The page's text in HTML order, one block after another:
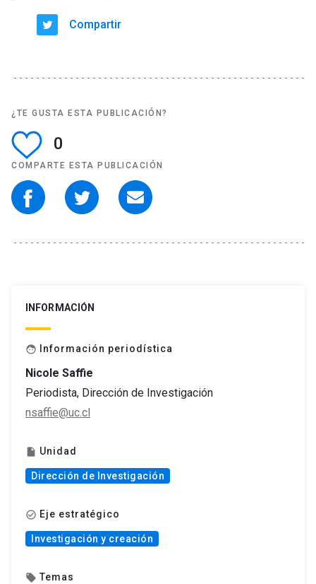
Compartir
¿TE GUSTA ESTA PUBLICACIÓN?
0
COMPARTE ESTA PUBLICACIÓN
INFORMACIÓN
face Información periodística
Nicole Saffie
Periodista, Dirección de Investigación
nsaffie@uc.cl
insert_drive_file Unidad
Dirección de Investigación
check_circle_outline Eje estratégico
Investigación y creación
local_offer Temas